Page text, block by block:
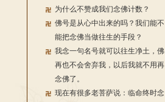
为什么不赞成我们念佛计数？
佛号是从心中出来的吗？我们能不
能把念佛当做往生的手段？
我念一句名号就可以往生净土，佛
再也不会舍弃我，以后我就不用再
念佛了。
现在有很多老菩萨说：临命终时念